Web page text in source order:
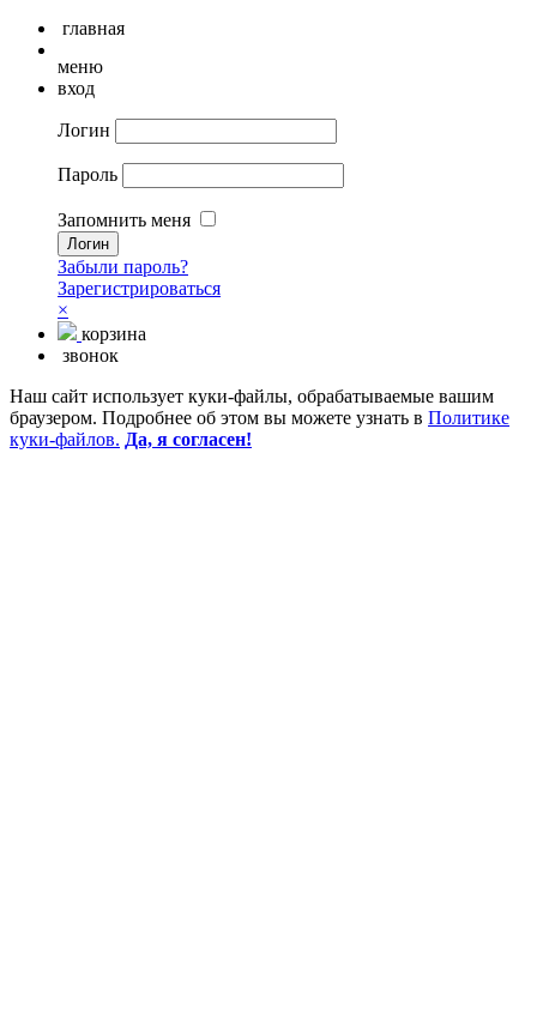
главная
меню
вход
Логин
Пароль
Запомнить меня
Забыли пароль?
Зарегистрироваться
×
корзина
звонок
Наш сайт использует куки-файлы, обрабатываемые вашим
браузером. Подробнее об этом вы можете узнать в Политике
куки-файлов. Да, я согласен!